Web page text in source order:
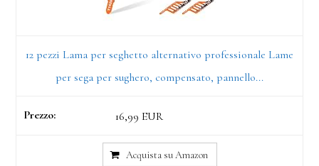
12 pezzi Lama per seghetto alternativo professionale Lame
per sega per sughero, compensato, pannello...
16,99 EUR
Acquista su Amazon